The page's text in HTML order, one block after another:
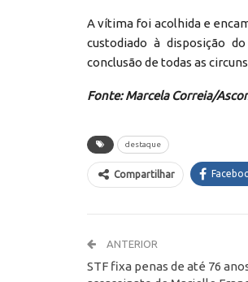
A vítima foi acolhida e
custodiado à disposição
conclusão de todas as
Fonte: Marcela Correia/
destaque
Compartilhar
ANTERIOR
STF fixa penas de até 76